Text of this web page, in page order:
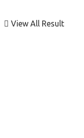
View All Result